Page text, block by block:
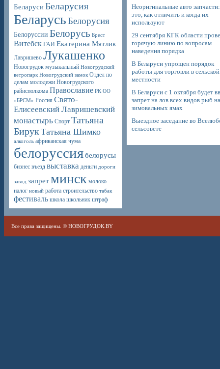
БеларусиБеларусия
БеларусьБелорусия
Белоруссии Белорусь Брест
Витебск ГАИ Екатерина Мятлик
Лавришево Лукашенко
Новогрудок музыкальный Новогрудский
ветропарк Новогрудский замок Отдел по
делам молодежи Новогрудского
райисполкома Православие РК ОО
«БРСМ» Россия Свято-
Елисеевский Лавришевский
монастырь Спорт Татьяна
Бирук Татьяна Шимко
алкоголь африканская чума
белоруссиябелорусы
бизнес въезд выставка деньги дороги
завод запретминск молоко
налог новый работа строительство табак
фестиваль школа школьник штраф
Неоригинальные авто
это, как отличить и когда их
используют
29 сентября КГК области
горячую линию по вопросам
наведения порядка
В Беларуси упрощен порядок
работы для торговли в сельской
местности
В Беларуси с 1 октября будет
запрет на лов всех видов рыб на
зимовальных ямах
Выездное заседание во
сельсовете
Все права защищены. © НОВОГРУДОК.BY